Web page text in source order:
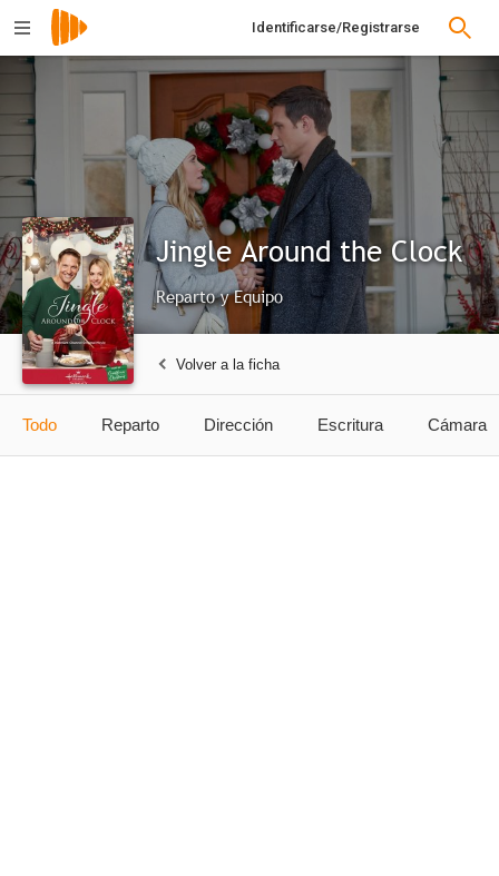
Identificarse/Registrarse
Jingle Around the Clock
Reparto y Equipo
Volver a la ficha
Todo Reparto Dirección Escritura Cámara